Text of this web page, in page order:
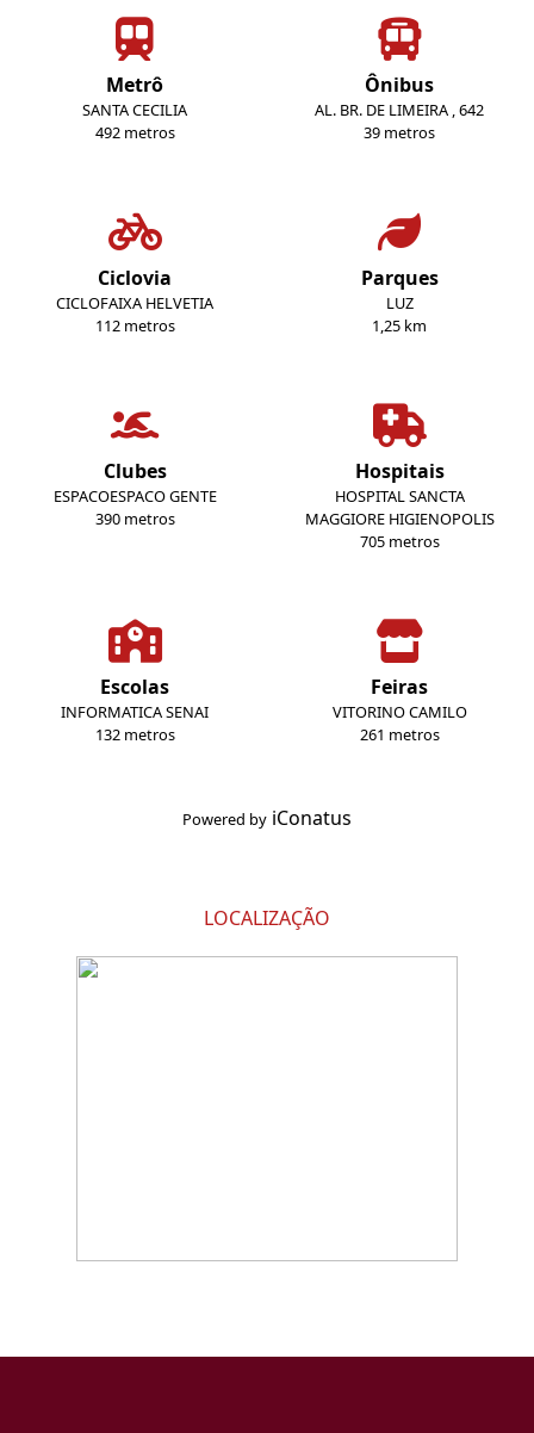
Metrô
SANTA CECILIA
492 metros
Ônibus
AL. BR. DE LIMEIRA , 642
39 metros
Ciclovia
CICLOFAIXA HELVETIA
112 metros
Parques
LUZ
1,25 km
Clubes
ESPACOESPACO GENTE
390 metros
Hospitais
HOSPITAL SANCTA
MAGGIORE HIGIENOPOLIS
705 metros
Escolas
INFORMATICA SENAI
132 metros
Feiras
VITORINO CAMILO
261 metros
Powered by iConatus
LOCALIZAÇÃO